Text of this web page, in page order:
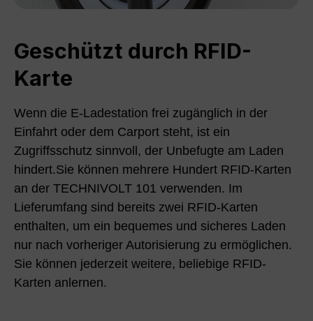
Geschützt durch RFID-
Karte
Wenn die E-Ladestation frei zugänglich in der
Einfahrt oder dem Carport steht, ist ein
Zugriffsschutz sinnvoll, der Unbefugte am Laden
hindert.Sie können mehrere Hundert RFID-Karten
an der TECHNIVOLT 101 verwenden. Im
Lieferumfang sind bereits zwei RFID-Karten
enthalten, um ein bequemes und sicheres Laden
nur nach vorheriger Autorisierung zu ermöglichen.
Sie können jederzeit weitere, beliebige RFID-
Karten anlernen.